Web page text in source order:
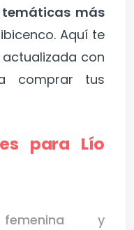
más
Aquí te
con
comprar tus
para Lío
femenina y